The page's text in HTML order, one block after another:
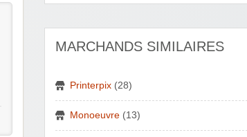
MARCHANDS SIMILAIRES
Printerpix (28)
Monoeuvre (13)